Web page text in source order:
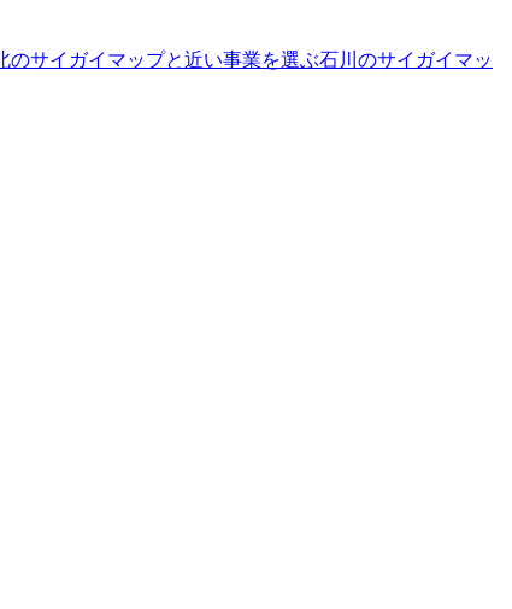
のサイガイマップと近い事業を選ぶ石川 のサイガイマッ